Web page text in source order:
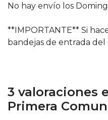
No hay envío los
**IMPORTANTE** Si
bandejas de entrada del
3 valoraciones
Primera